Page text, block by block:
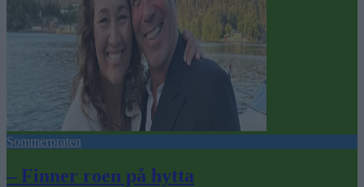
Sommerpraten
– Finner roen på hytta